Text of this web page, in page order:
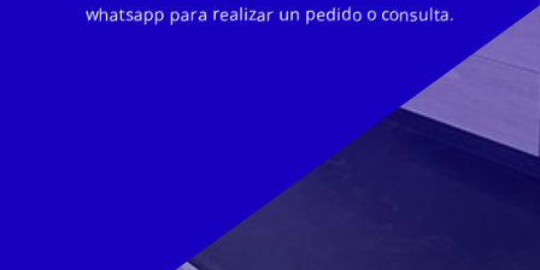
whatsapp para realizar un pedido o consulta.